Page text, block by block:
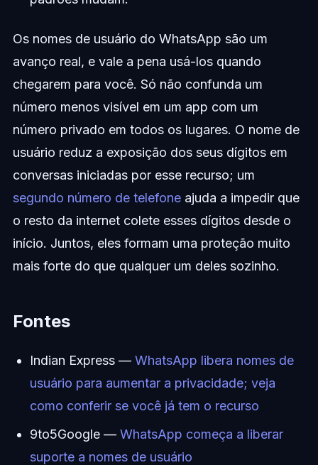
Os nomes de usuário do WhatsApp são um
avanço real, e vale a pena usá-los quando
chegarem para você. Só não confunda um
número menos visível em um app com um
número privado em todos os lugares. O nome de
usuário reduz a exposição dos seus dígitos em
conversas iniciadas por esse recurso; um
segundo número de telefoneajuda a impedir que
o resto da internet colete esses dígitos desde o
início. Juntos, eles formam uma proteção muito
mais forte do que qualquer um deles sozinho.
Fontes
Indian Express — WhatsApp libera nomes de
usuário para aumentar a privacidade; veja
como conferir se você já tem o recurso
9to5Google — WhatsApp começa a liberar
suporte a nomes de usuário